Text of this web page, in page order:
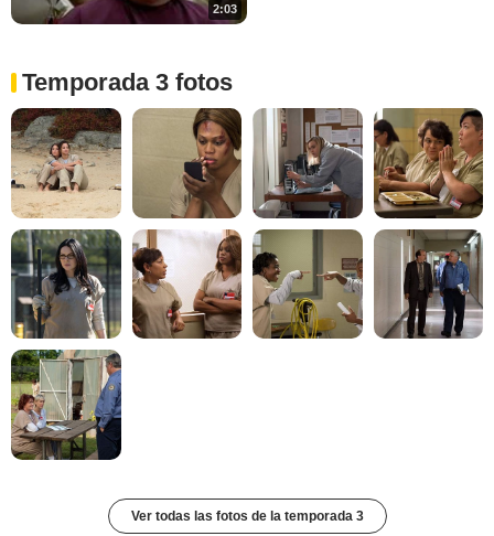
2:03
Temporada 3 fotos
Ver todas las fotos de la temporada 3